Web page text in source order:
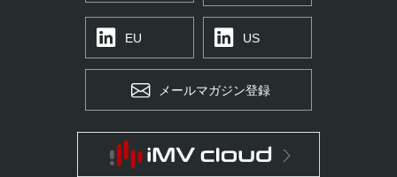
EU US
メールマガジン登録